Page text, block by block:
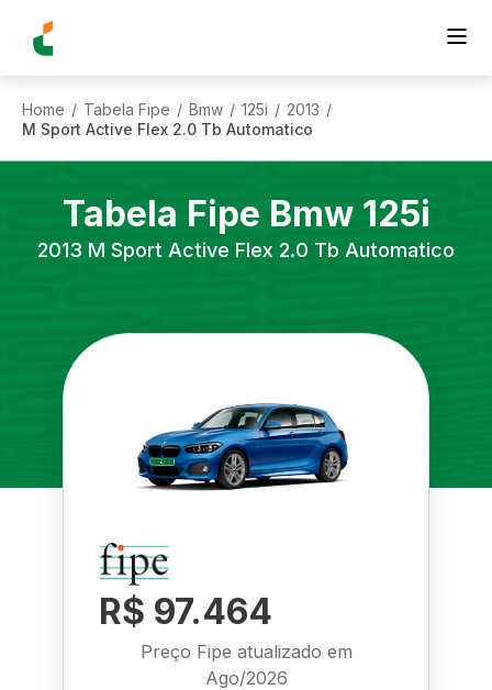
Home / Tabela Fipe / Bmw / 125i / 2013 /
M Sport Active Flex 2.0 Tb Automatico
Tabela Fipe Bmw 125i
2013 M Sport Active Flex 2.0 Tb Automatico
R$ 97.464
Preço Fipe atualizado em
Ago/2026